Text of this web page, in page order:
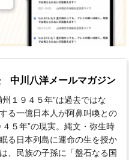
中川八洋メールマガジン
１９４５年”は過去ではな
る一億日本人が阿鼻叫喚との
５年”の現実。縄文・弥生時
る日本列島に運命の生を授か
、民族の子孫に「盤石なる国